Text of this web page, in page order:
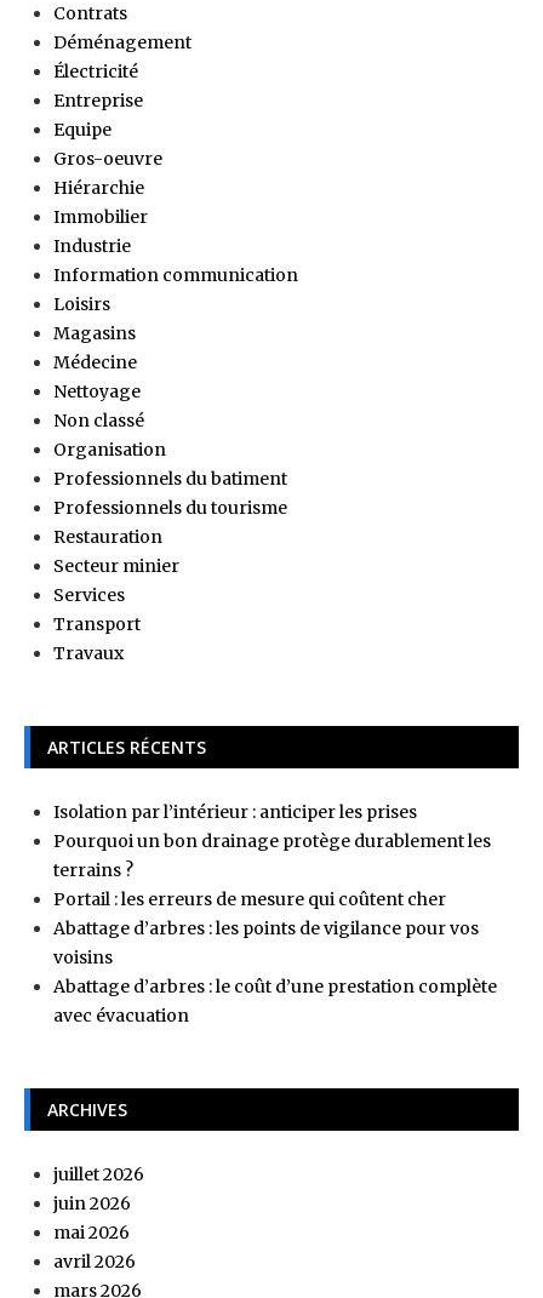
Contrats
Déménagement
Électricité
Entreprise
Equipe
Gros-oeuvre
Hiérarchie
Immobilier
Industrie
Information communication
Loisirs
Magasins
Médecine
Nettoyage
Non classé
Organisation
Professionnels du batiment
Professionnels du tourisme
Restauration
Secteur minier
Services
Transport
Travaux
ARTICLES RÉCENTS
Isolation par l’intérieur : anticiper les prises
Pourquoi un bon drainage protège durablement les
terrains ?
Portail : les erreurs de mesure qui coûtent cher
Abattage d’arbres : les points de vigilance pour vos
voisins
Abattage d’arbres : le coût d’une prestation complète
avec évacuation
ARCHIVES
juillet 2026
juin 2026
mai 2026
avril 2026
mars 2026